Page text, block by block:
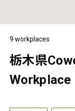
9 workplaces
栃木県
Workplace